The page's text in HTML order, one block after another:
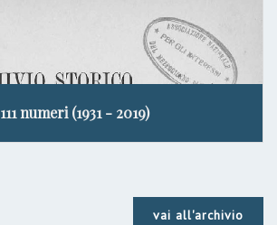
111 numeri (1931 - 2019)
vai all'archivio